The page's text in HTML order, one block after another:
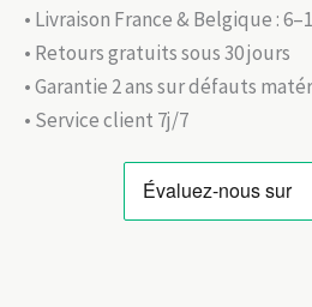
• Livraison France & Belgique :
• Retours gratuits sous 30 jours
• Garantie 2 ans sur défauts
• Service client 7j/7